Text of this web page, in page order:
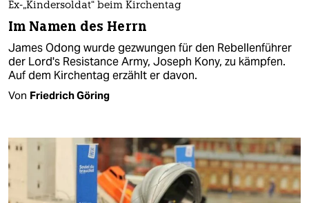
Ex-„Kindersoldat“ beim Kirchentag
Im Namen des Herrn
James Odong wurde gezwungen für den Rebellenführer
der Lord's Resistance Army, Joseph Kony, zu kämpfen.
Auf dem Kirchentag erzählt er davon.
Von Friedrich Göring